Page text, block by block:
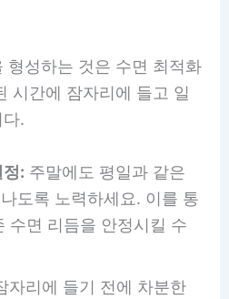
형성하는 것은 수면 최적화
시간에 잠자리에 들고 일
.
: 주말에도 평일과 같은
도록 노력하세요. 이를 통
수면 리듬을 안정시킬 수
자리에 들기 전에 차분한